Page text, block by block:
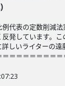
代表の定数削減
発しています。こ
しいライターの遠
＝＝＝＝＝＝＝＝